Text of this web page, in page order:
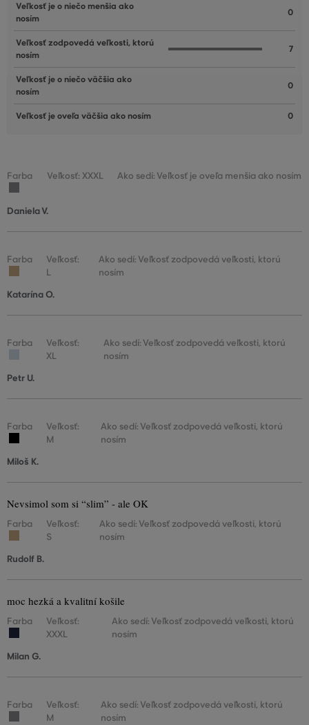
Veľkosť je o niečo menšia ako
nosím
0
Veľkosť zodpovedá veľkosti, ktorú
nosím
7
Veľkosť je o niečo väčšia ako
nosím
0
Veľkosť je oveľa väčšia ako nosím 0
Farba Veľkosť: XXXL Ako sedí: Veľkosť je oveľa menšia ako nosím
Daniela V.
Farba
Veľkosť:
L
Ako sedí: Veľkosť zodpovedá veľkosti, ktorú
nosím
Katarína O.
Farba
Veľkosť:
XL
Ako sedí: Veľkosť zodpovedá veľkosti, ktorú
nosím
Petr U.
Farba
Veľkosť:
M
Ako sedí: Veľkosť zodpovedá veľkosti, ktorú
nosím
Miloš K.
Nevsimol som si “slim” - ale OK
Farba
Veľkosť:
S
Ako sedí: Veľkosť zodpovedá veľkosti, ktorú
nosím
Rudolf B.
moc hezká a kvalitní košile
Farba
Veľkosť:
XXXL
Ako sedí: Veľkosť zodpovedá veľkosti, ktorú
nosím
Milan G.
Farba
Veľkosť:
M
Ako sedí: Veľkosť zodpovedá veľkosti, ktorú
nosím